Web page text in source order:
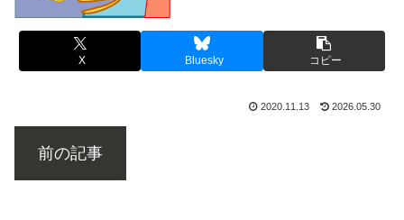
X Bluesky コピー
2020.11.13 2026.05.30
前の記事